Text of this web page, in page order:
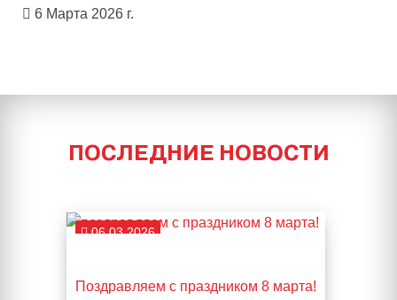
6 Марта 2026 г.
ПОСЛЕДНИЕ НОВОСТИ
06.03.2026
Поздравляем с праздником 8 марта!